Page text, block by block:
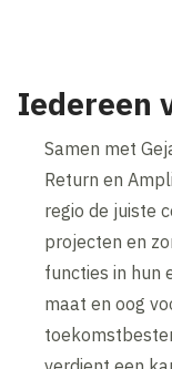
Iedereen
Samen met
Return en
regio de juiste
projecten en
functies in hun
maat en oog